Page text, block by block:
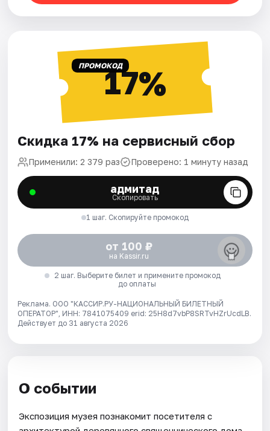
ПРОМОКОД17%
Скидка 17% на сервисный сбор
Применили: 2 379 раз Проверено: 1 минуту назад
адмитад
Скопировать
1 шаг. Скопируйте промокод
от 100 ₽
на Kassir.ru
2 шаг. Выберите билет и примените промокод
до оплаты
Реклама. ООО "КАССИР.РУ-НАЦИОНАЛЬНЫЙ БИЛЕТНЫЙ
ОПЕРАТОР", ИНН: 7841075409 erid: 25H8d7vbP8SRTvHZrUcdLB.
Действует до 31 августа 2026
О событии
Экспозиция музея познакомит посетителя с